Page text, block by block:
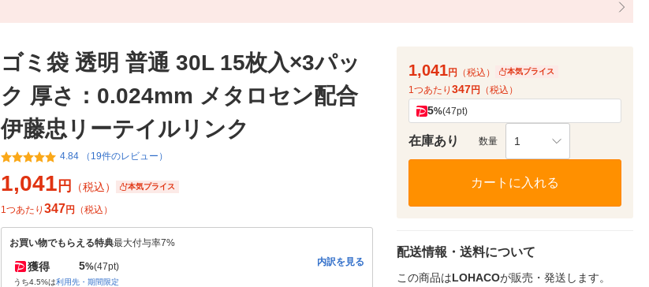
ゴミ袋 透明 普通 30L 15枚入×3パッ
ク 厚さ：0.024mm メタロセン配合
伊藤忠リーテイルリンク
4.84 （19件のレビュー）
1,041 円 （税込） 本気プライス
1つあたり 347円 （税込）
お買い物でもらえる特典最大付与率7%
獲得 5%(47pt)
うち4.5%は利用先・期間限定
内訳を見る
1,041円 （税込） 本気プライス
1つあたり 347円 （税込）
5%(47pt)
在庫あり 数量 1
カートに入れる
配送情報・送料について
この商品はLOHACOが販売・発送します。